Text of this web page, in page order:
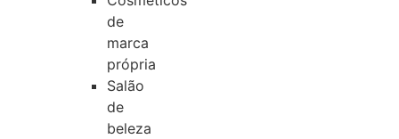
de
marca
própria
Salão
de
beleza